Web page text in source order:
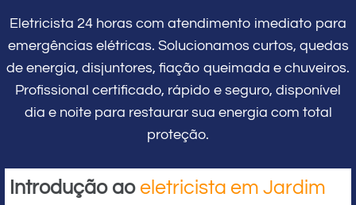
Eletricista 24 horas com atendimento imediato para
emergências elétricas. Solucionamos curtos, quedas
de energia, disjuntores, fiação queimada e chuveiros.
Profissional certificado, rápido e seguro, disponível
dia e noite para restaurar sua energia com total
proteção.
Introdução aoeletricista em Jardim